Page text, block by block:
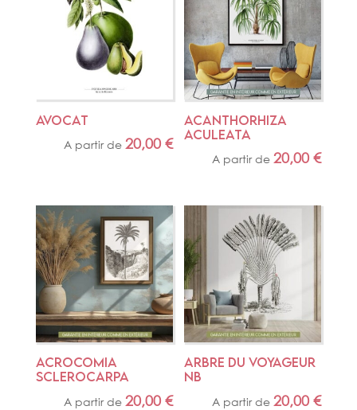
AVOCAT
A partir de 20,00 €
ACANTHORHIZA
ACULEATA
A partir de20,00€
ACROCOMIA
SCLEROCARPA
A partir de 20,00 €
ARBRE DU VOYAGEUR
NB
A partir de20,00€